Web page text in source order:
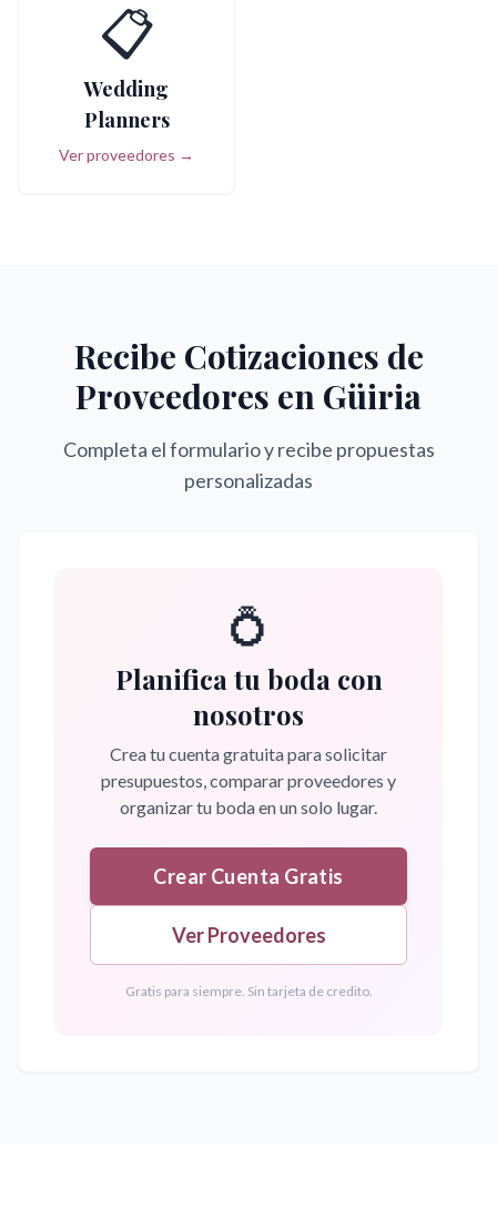
📋
Wedding
Planners
Ver proveedores →
Recibe Cotizaciones de
Proveedores en Güiria
Completa el formulario y recibe propuestas
personalizadas
💍
Planifica tu boda con
nosotros
Crea tu cuenta gratuita para solicitar
presupuestos, comparar proveedores y
organizar tu boda en un solo lugar.
Crear Cuenta Gratis
Ver Proveedores
Gratis para siempre. Sin tarjeta de credito.